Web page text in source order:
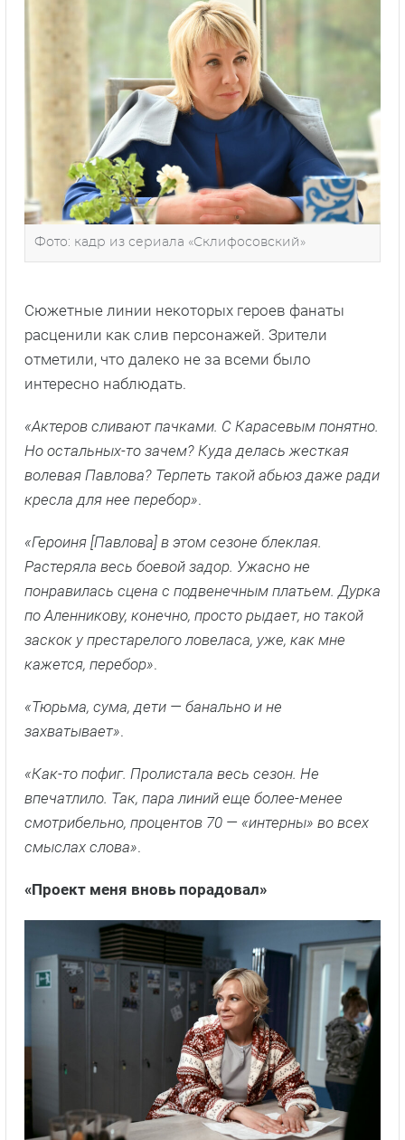
Фото: кадр из сериала «Склифосовский»
Сюжетные линии некоторых героев фанаты
расценили как слив персонажей. Зрители
отметили, что далеко не за всеми было
интересно наблюдать.
«Актеров сливают пачками. С Карасевым понятно.
Но остальных-то зачем? Куда делась жесткая
волевая Павлова? Терпеть такой абьюз даже ради
кресла для нее перебор».
«Героиня [Павлова] в этом сезоне блеклая.
Растеряла весь боевой задор. Ужасно не
понравилась сцена с подвенечным платьем. Дурка
по Аленникову, конечно, просто рыдает, но такой
заскок у престарелого ловеласа, уже, как мне
кажется, перебор».
«Тюрьма, сума, дети — банально и не
захватывает».
«Как-то пофиг. Пролистала весь сезон. Не
впечатлило. Так, пара линий еще более-менее
смотрибельно, процентов 70 — «интерны» во всех
смыслах слова».
«Проект меня вновь порадовал»